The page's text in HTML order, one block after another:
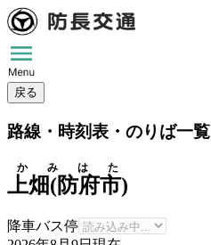
戻る
路線・時刻表・のりば一覧
上畑(防府市)
かみはた
降車バス停